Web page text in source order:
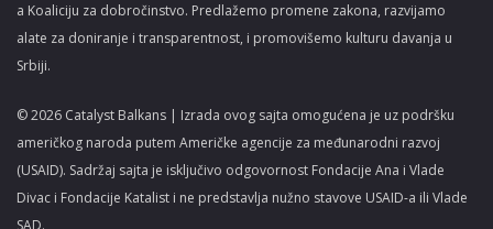
a Koaliciju za dobročinstvo. Predlažemo promene zakona, razvijamo
alate za doniranje i transparentnost, i promovišemo kulturu davanja u
Srbiji.
© 2026 Catalyst Balkans | Izrada ovog sajta omogućena je uz podršku
američkog naroda putem Američke agencije za međunarodni razvoj
(USAID). Sadržaj sajta je isključivo odgovornost Fondacije Ana i Vlade
Divac i Fondacije Katalist i ne predstavlja nužno stavove USAID-a ili Vlade